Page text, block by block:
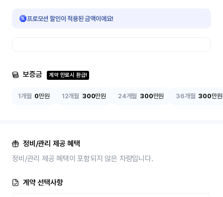
프로모션 할인이 적용된 금액이에요!
보증금 계약 만료시 환급!
1개월 0만원 12개월 300만원 24개월 300만원 36개월 300만원
정비/관리 제공 혜택
정비/관리 제공 혜택이 포함되지 않은 차량입니다.
계약 선택사항